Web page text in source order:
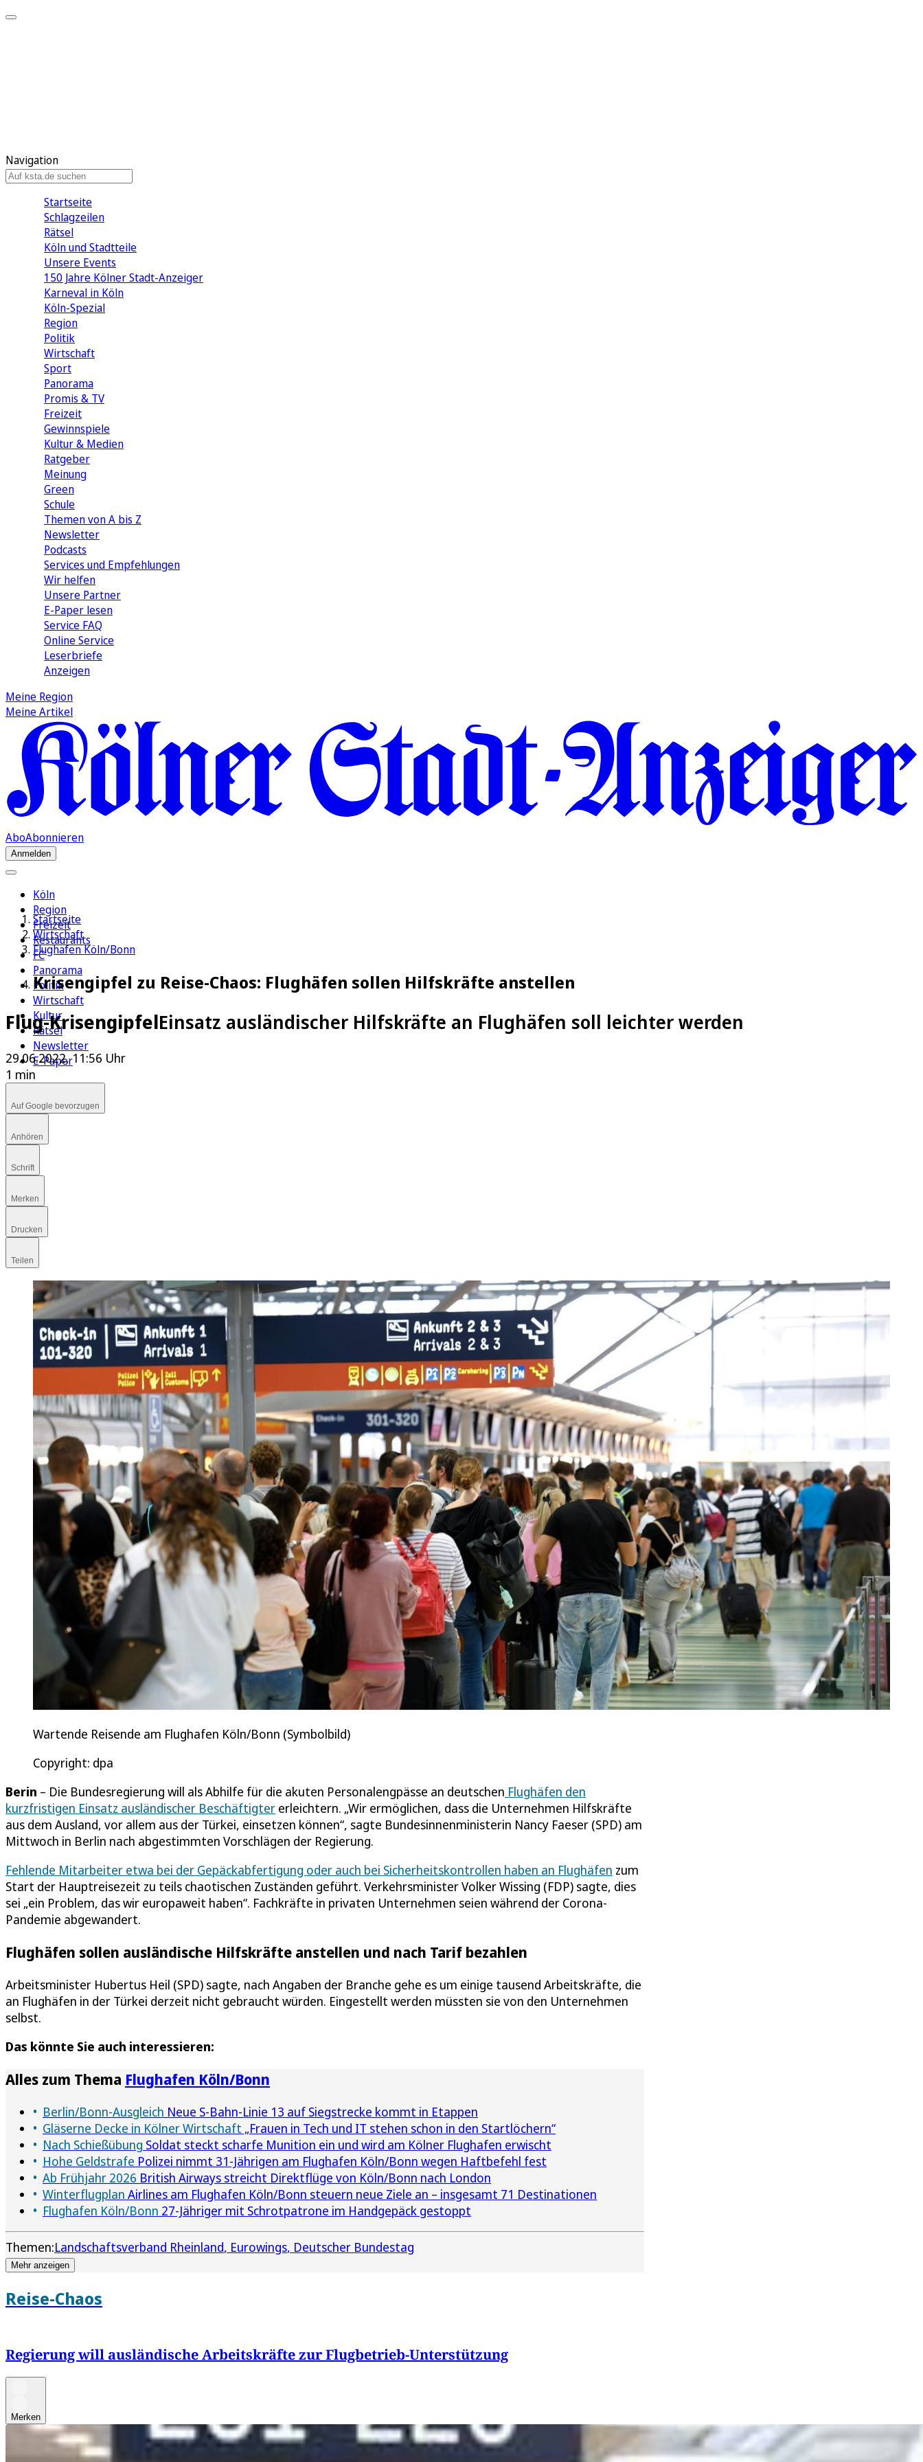
Navigation
Startseite
Schlagzeilen
Rätsel
Köln und Stadtteile
Unsere Events
150 Jahre Kölner Stadt-Anzeiger
Karneval in Köln
Köln-Spezial
Region
Politik
Wirtschaft
Sport
Panorama
Promis & TV
Freizeit
Gewinnspiele
Kultur & Medien
Ratgeber
Meinung
Green
Schule
Themen von A bis Z
Newsletter
Podcasts
Services und Empfehlungen
Wir helfen
Unsere Partner
E-Paper lesen
Service FAQ
Online Service
Leserbriefe
Anzeigen
Meine Region
Meine Artikel
AboAbonnieren
Anmelden
Köln
Region
Freizeit
Restaurants
FC
Panorama
Politik
Wirtschaft
Kultur
Rätsel
Newsletter
E-Paper
Startseite
Wirtschaft
Flughafen Köln/Bonn
Krisengipfel zu Reise-Chaos: Flughäfen sollen Hilfskräfte anstellen
Flug-KrisengipfelEinsatz ausländischer Hilfskräfte an Flughäfen soll leichter werden
29.06.2022, 11:56 Uhr
1 min
Auf Google bevorzugen
Anhören
Schrift
Merken
Drucken
Teilen
Wartende Reisende am Flughafen Köln/Bonn (Symbolbild)
Copyright: dpa
Berin – Die Bundesregierung will als Abhilfe für die akuten Personalengpässe an deutschen Flughäfen den
kurzfristigen Einsatz ausländischer Beschäftigter erleichtern. „Wir ermöglichen, dass die Unternehmen Hilfskräfte
aus dem Ausland, vor allem aus der Türkei, einsetzen können“, sagte Bundesinnenministerin Nancy Faeser (SPD) am
Mittwoch in Berlin nach abgestimmten Vorschlägen der Regierung.
Fehlende Mitarbeiter etwa bei der Gepäckabfertigung oder auch bei Sicherheitskontrollen haben an Flughäfen zum
Start der Hauptreisezeit zu teils chaotischen Zuständen geführt. Verkehrsminister Volker Wissing (FDP) sagte, dies
sei „ein Problem, das wir europaweit haben“. Fachkräfte in privaten Unternehmen seien während der Corona-
Pandemie abgewandert.
Flughäfen sollen ausländische Hilfskräfte anstellen und nach Tarif bezahlen
Arbeitsminister Hubertus Heil (SPD) sagte, nach Angaben der Branche gehe es um einige tausend Arbeitskräfte, die
an Flughäfen in der Türkei derzeit nicht gebraucht würden. Eingestellt werden müssten sie von den Unternehmen
selbst.
Das könnte Sie auch interessieren:
Alles zum Thema Flughafen Köln/Bonn
Berlin/Bonn-Ausgleich Neue S-Bahn-Linie 13 auf Siegstrecke kommt in Etappen
Gläserne Decke in Kölner Wirtschaft „Frauen in Tech und IT stehen schon in den Startlöchern“
Nach Schießübung Soldat steckt scharfe Munition ein und wird am Kölner Flughafen erwischt
Hohe Geldstrafe Polizei nimmt 31-Jährigen am Flughafen Köln/Bonn wegen Haftbefehl fest
Ab Frühjahr 2026 British Airways streicht Direktflüge von Köln/Bonn nach London
Winterflugplan Airlines am Flughafen Köln/Bonn steuern neue Ziele an – insgesamt 71 Destinationen
Flughafen Köln/Bonn 27-Jähriger mit Schrotpatrone im Handgepäck gestoppt
Themen:Landschaftsverband Rheinland Eurowings Deutscher Bundestag
Mehr anzeigen
Reise-Chaos
Regierung will ausländische Arbeitskräfte zur Flugbetrieb-Unterstützung
Merken